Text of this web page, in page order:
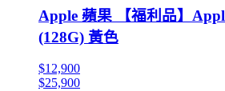
Apple 蘋果 【福利品】
(128G) 黃色
$12,900
$25,900